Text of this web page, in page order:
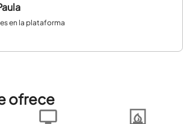
en la plataforma
ofrece